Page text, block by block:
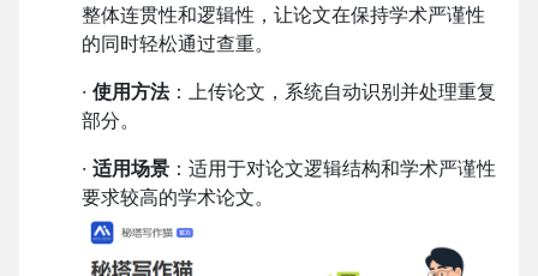
整体连贯性和逻辑性，让论文在保持学术严谨性
的同时轻松通过查重。
· 使用方法：上传论文，系统自动识别并处理重复
部分。
· 适用场景 ：适用于对论文逻辑结构和学术严谨性
要求较高的学术论文。